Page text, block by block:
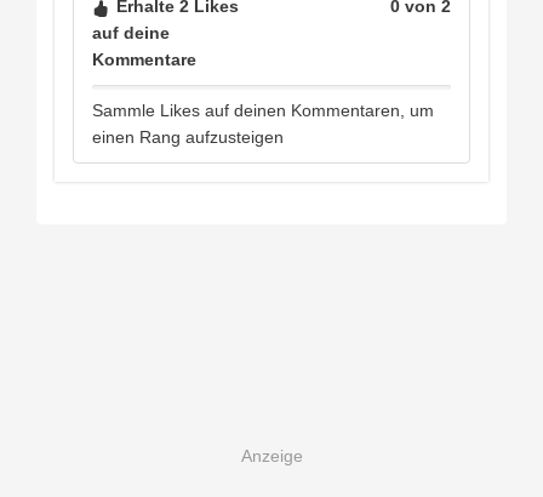
Erhalte 2 Likes
auf deine
Kommentare
0 von 2
Sammle Likes auf deinen Kommentaren, um
einen Rang aufzusteigen